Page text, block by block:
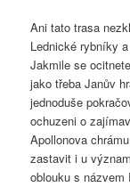
Ani tato trasa
Lednické rybníky
Jakmile se
jako třeba Janův
jednoduše
ochuzeni o
Apollonova
zastavit i u
oblouku s názvem